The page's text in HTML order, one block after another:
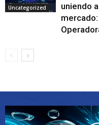
Uncategorized
uniendo